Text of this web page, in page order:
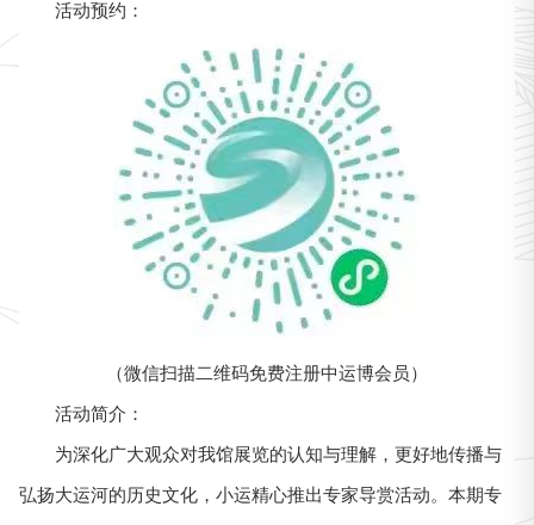
活动预约：
（微信扫描二维码免费注册中运博会员）
活动简介：
为深化广大观众对我馆展览的认知与理解，更好地传播与
弘扬大运河的历史文化，小运精心推出专家导赏活动。本期专